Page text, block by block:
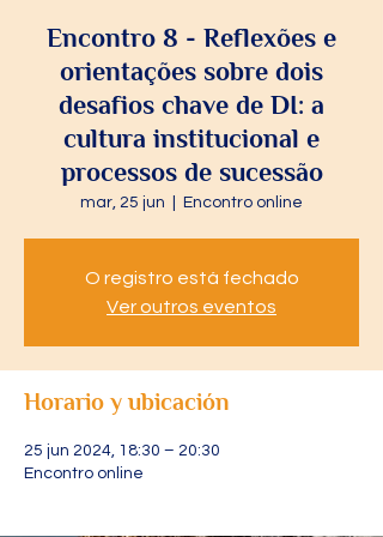
Encontro 8 - Reflexões e
orientações sobre dois
desafios chave de DI: a
cultura institucional e
processos de sucessão
mar, 25 jun Encontro online
O registro está fechado
Ver outros eventos
Horario y ubicación
25 jun 2024, 18:30 – 20:30
Encontro online